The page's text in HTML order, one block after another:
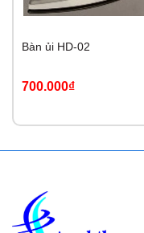
Bàn ủi HD-02
700.000₫